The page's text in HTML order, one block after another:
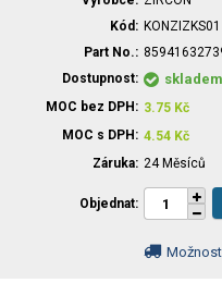
Kód
KONZIZKS01
Part No.
Dostupnost
skladem
MOC bez DPH 3.75 Kč
MOC s DPH
4.54 Kč
Záruka 24 Měsíců
Objednat